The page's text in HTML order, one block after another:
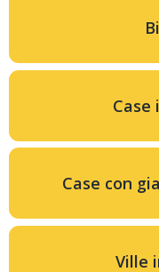
Case
Case con
Ville